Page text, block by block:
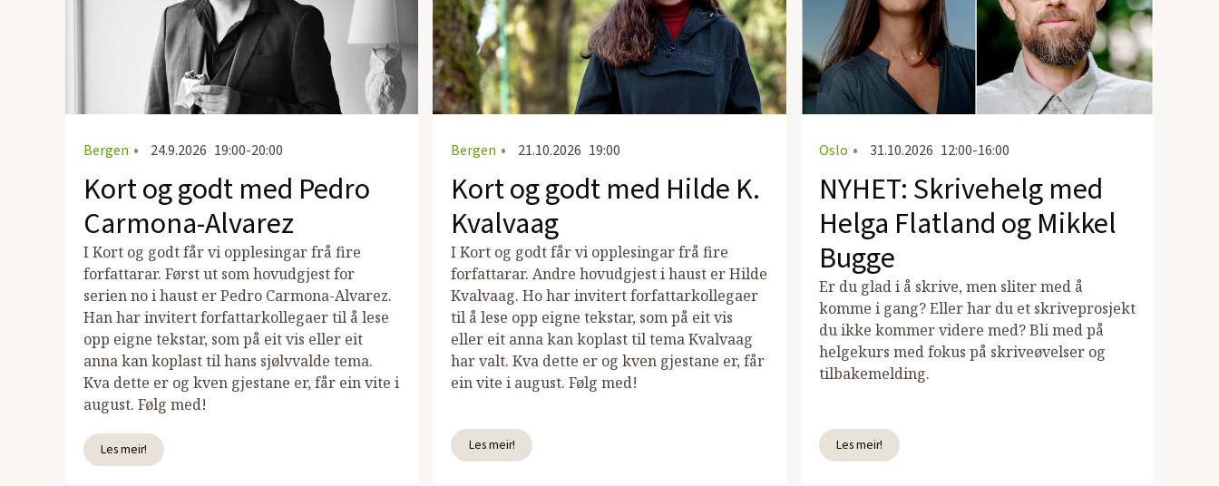
Bergen • 24.9.2026 19:00-20:00
Kort og godt med Pedro
Carmona-Alvarez
I Kort og godt får vi opplesingar frå fire
forfattarar. Først ut som hovudgjest for
serien no i haust er Pedro Carmona-Alvarez.
Han har invitert forfattarkollegaer til å lese
opp eigne tekstar, som på eit vis eller eit
anna kan koplast til hans sjølvvalde tema.
Kva dette er og kven gjestane er, får ein vite i
august. Følg med!
Les meir!
Bergen • 21.10.2026 19:00
Kort og godt med Hilde K.
Kvalvaag
I Kort og godt får vi opplesingar frå fire
forfattarar. Andre hovudgjest i haust er Hilde
Kvalvaag. Ho har invitert forfattarkollegaer
til å lese opp eigne tekstar, som på eit vis
eller eit anna kan koplast til tema Kvalvaag
har valt. Kva dette er og kven gjestane er, får
ein vite i august. Følg med!
Les meir!
Oslo • 31.10.2026 12:00-16:00
NYHET: Skrivehelg med
Helga Flatland og Mikkel
Bugge
Er du glad i å skrive, men sliter med å
komme i gang? Eller har du et skriveprosjekt
du ikke kommer videre med? Bli med på
helgekurs med fokus på skriveøvelser og
tilbakemelding.
Les meir!